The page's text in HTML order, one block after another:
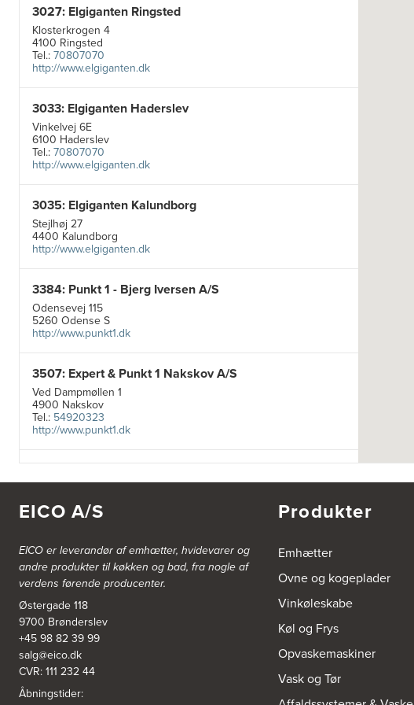
3027: Elgiganten Ringsted
Klosterkrogen 4
4100 Ringsted
Tel.:70807070
http://www.elgiganten.dk
3033: Elgiganten Haderslev
Vinkelvej 6E
6100 Haderslev
Tel.:70807070
http://www.elgiganten.dk
3035: Elgiganten Kalundborg
Stejlhøj 27
4400 Kalundborg
http://www.elgiganten.dk
3384: Punkt 1 - Bjerg Iversen A/S
Odensevej 115
5260 Odense S
http://www.punkt1.dk
3507: Expert & Punkt 1 Nakskov A/S
Ved Dampmøllen 1
4900 Nakskov
Tel.: 54920323
http://www.punkt1.dk
4700 Næstved
https://www.power.dk/butik/power-naestved/s-3822/
3830: Power Ishøj
Industridalen 11
2635 Ishøj
https://www.power.dk/butik/power-ishoj/s-3830/
3831: Power Rødovre
Rødovre Centrum 90
2610 Rødovre
https://www.power.dk/butik/power-roedovre/s-3831/
EICO A/S
EICO er leverandør af emhætter, hvidevarer og
andre produkter til køkken og bad, fra nogle af
verdens førende producenter.
Østergade 118
9700 Brønderslev
+45 98 82 39 99
salg@eico.dk
CVR: 111 232 44
Åbningstider:
Produkter
Emhætter
Ovne og kogeplader
Vinkøleskabe
Køl og Frys
Opvaskemaskiner
Vask og Tør